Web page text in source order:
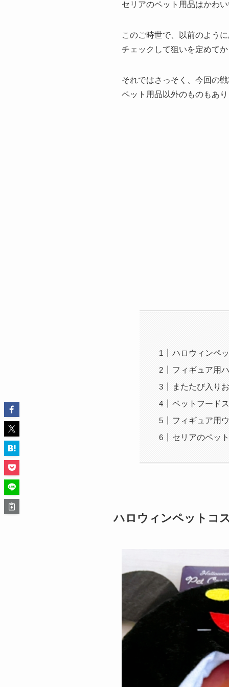
セリアのペット用品はかわ
このご時世で、以前のよう
チェックして狙いを定めて
それではさっそく、今回の
ペット用品以外のものもあ
ハロウィンペ
フィギュア用
またたび入り
ペットフード
フィギュア用
セリアのペッ
ハロウィンペットコ